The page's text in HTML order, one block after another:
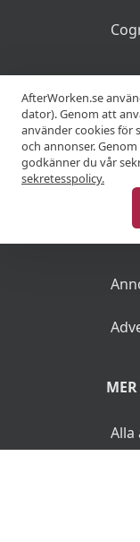
MER
AfterWorken.se
dator). Genom att
använder cookies för
och annonser.
godkänner du vår
sekretesspolicy.